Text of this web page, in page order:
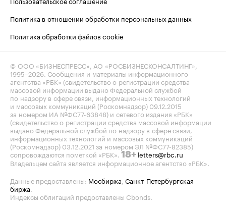
Политика в отношении обработки персональных данных
Политика обработки файлов cookie
© ООО «БИЗНЕСПРЕСС», АО «РОСБИЗНЕСКОНСАЛТИНГ»,
1995–2026 . Сообщения и материалы информационного
агентства «РБК» (свидетельство о регистрации средства
массовой информации выдано Федеральной службой
по надзору в сфере связи, информационных технологий
и массовых коммуникаций (Роскомнадзор) 09.12.2015
за номером ИА №ФС77-63848) и сетевого издания «РБК»
(свидетельство о регистрации средства массовой информации
выдано Федеральной службой по надзору в сфере связи,
информационных технологий и массовых коммуникаций
(Роскомнадзор) 03.12.2021 за номером ЭЛ №ФС77-82385)
сопровождаются пометкой «РБК». 18+ letters@rbc.ru
Владельцем сайта является информационное агентство «РБК».
Данные предоставлены: Мосбиржа Санкт-Петербургская
биржа
Индексы облигаций предоставлены Cbonds.